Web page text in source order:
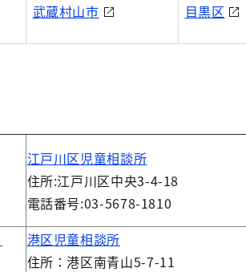
武蔵村山市 目黒区
江戸川区児童相談所
住所:江戸川区中央3-4-18
電話番号:03-5678-1810
港区児童相談所
住所：港区南青山5-7-11